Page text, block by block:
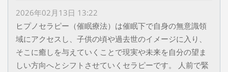
2026年02月13日 13:22
ヒプノセラピー（催眠療法）は催眠下で自身の無意識領
域にアクセスし、子供の頃や過去世のイメージに入り、
そこに癒しを与えていくことで現実や未来を自分の望ま
しい方向へとシフトさせていくセラピーです。 人前で緊